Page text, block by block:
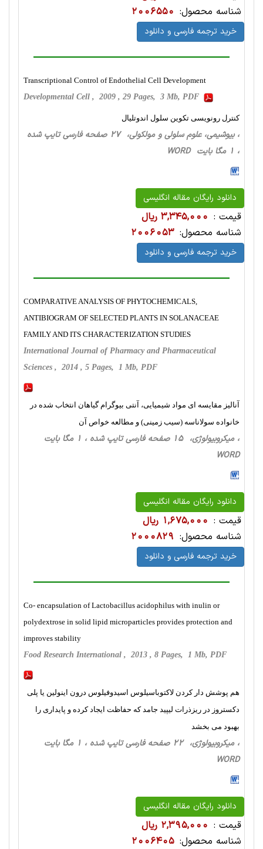
شناسه محصول: 2006550
خرید ترجمه فارسی و دانلود
Transcriptional Control of Endothelial Cell Development
Developmental Cell , 2009 , 29 Pages, 3 Mb, PDF
کنترل رونویسی تکوین سلول اندوتلیال
، بیوشیمی، علوم سلولی و مولکولی، 27 صفحه فارسی تایپ شده
، 1 مگا بایت WORD
دانلود رایگان مقاله انگلیسی
قیمت : 3,345,000 ریال
شناسه محصول: 2006053
خرید ترجمه فارسی و دانلود
COMPARATIVE ANALYSIS OF PHYTOCHEMICALS,
ANTIBIOGRAM OF SELECTED PLANTS IN SOLANACEAE
FAMILY AND ITS CHARACTERIZATION STUDIES
International Journal of Pharmacy and Pharmaceutical
Sciences , 2014 , 5 Pages, 1 Mb, PDF
آنالیز مقایسه ای مواد شیمیایی، آنتی بیوگرام گیاهان انتخاب شده در
خانواده سولاناسه (سیب زمینی) و مطالعه خواص آن
، میکروبیولوژی، 15 صفحه فارسی تایپ شده ، 1 مگا بایت
WORD
دانلود رایگان مقاله انگلیسی
قیمت : 1,675,000 ریال
شناسه محصول: 2000829
خرید ترجمه فارسی و دانلود
Co- encapsulation of Lactobacillus acidophilus with inulin or
polydextrose in solid lipid microparticles provides protection and
improves stability
Food Research International , 2013 , 8 Pages, 1 Mb, PDF
هم پوشش دار کردن لاکتوباسیلوس اسیدوفیلوس درون اینولین یا پلی
دکستروز در ریزذرات لیپید جامد که حفاظت ایجاد کرده و پایداری را
بهبود می بخشد
، میکروبیولوژی، 22 صفحه فارسی تایپ شده ، 1 مگا بایت
WORD
دانلود رایگان مقاله انگلیسی
قیمت : 2,395,000 ریال
شناسه محصول: 2006405